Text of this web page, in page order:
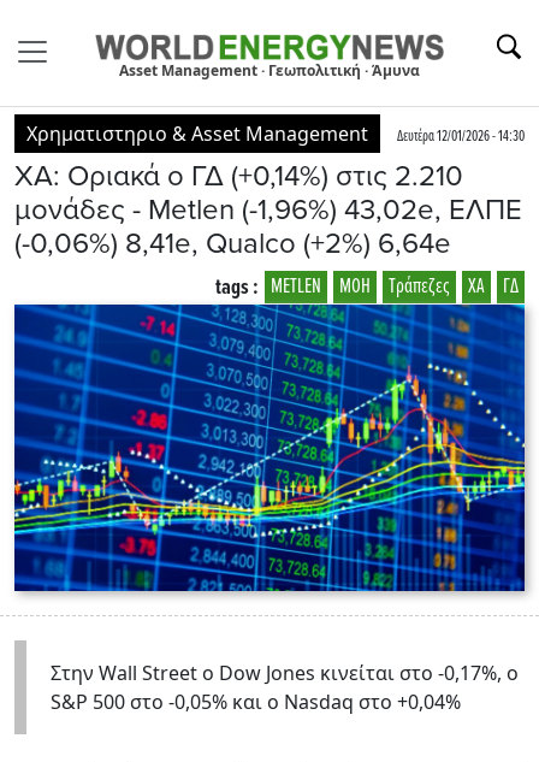
Asset Management · Γεωπολιτική · Άμυνα
Χρηματιστηριο & Asset Management Δευτέρα 12/01/2026 - 14:30
ΧΑ: Οριακά ο ΓΔ (+0,14%) στις 2.210
μονάδες - Μetlen (-1,96%) 43,02e, ΕΛΠΕ
(-0,06%) 8,41e, Qualco (+2%) 6,64e
ΓΔ
ΧΑ
Τράπεζες
ΜΟΗ
METLEN
tags :
Στην Wall Street o Dow Jones κινείται στο -0,17%, ο
S&P 500 στο -0,05% και ο Nasdaq στο +0,04%